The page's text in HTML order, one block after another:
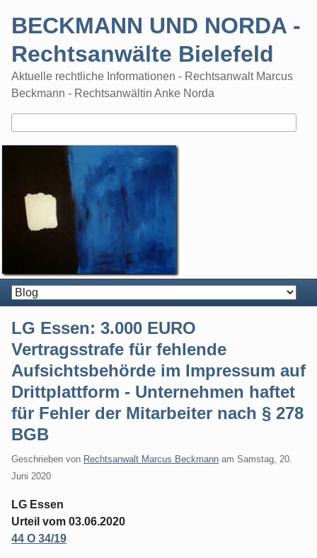
BECKMANN UND NORDA -
Rechtsanwälte Bielefeld
Aktuelle rechtliche Informationen - Rechtsanwalt Marcus
Beckmann - Rechtsanwältin Anke Norda
LG Essen: 3.000 EURO
Vertragsstrafe für fehlende
Aufsichtsbehörde im Impressum auf
Drittplattform - Unternehmen haftet
für Fehler der Mitarbeiter nach § 278
BGB
Geschrieben von Rechtsanwalt Marcus Beckmann am Samstag, 20.
Juni 2020
LG Essen
Urteil vom 03.06.2020
44 O 34/19